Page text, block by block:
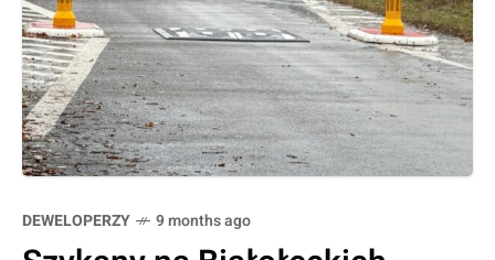
DEWELOPERZY 9 months ago